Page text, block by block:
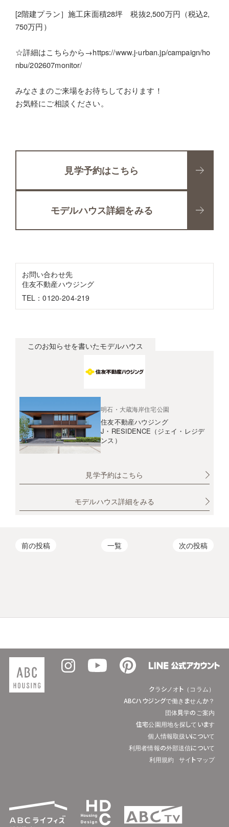
[2階建プラン］施工床面積28坪 税抜2,500万円（税込2,
750万円）
☆詳細はこちらから→https://www.j-urban.jp/campaign/ho
nbu/202607monitor/
みなさまのご来場をお待ちしております！
お気軽にご相談ください。
見学予約はこちら
モデルハウス詳細をみる
お問い合わせ先
住友不動産ハウジング
TEL：0120-204-219
このお知らせを書いたモデルハウス
明石・大蔵海岸住宅公園
住友不動産ハウジング
J・RESIDENCE（ジェイ・レジデ
ンス）
見学予約はこちら
モデルハウス詳細をみる
前の投稿 一覧 次の投稿
クラシノオト（コラム）
ABCハウジングで働きませんか？
団体見学のご案内
住宅公園用地を探しています
個人情報取扱いについて
利用者情報の外部送信について
利用規約
サイトマップ